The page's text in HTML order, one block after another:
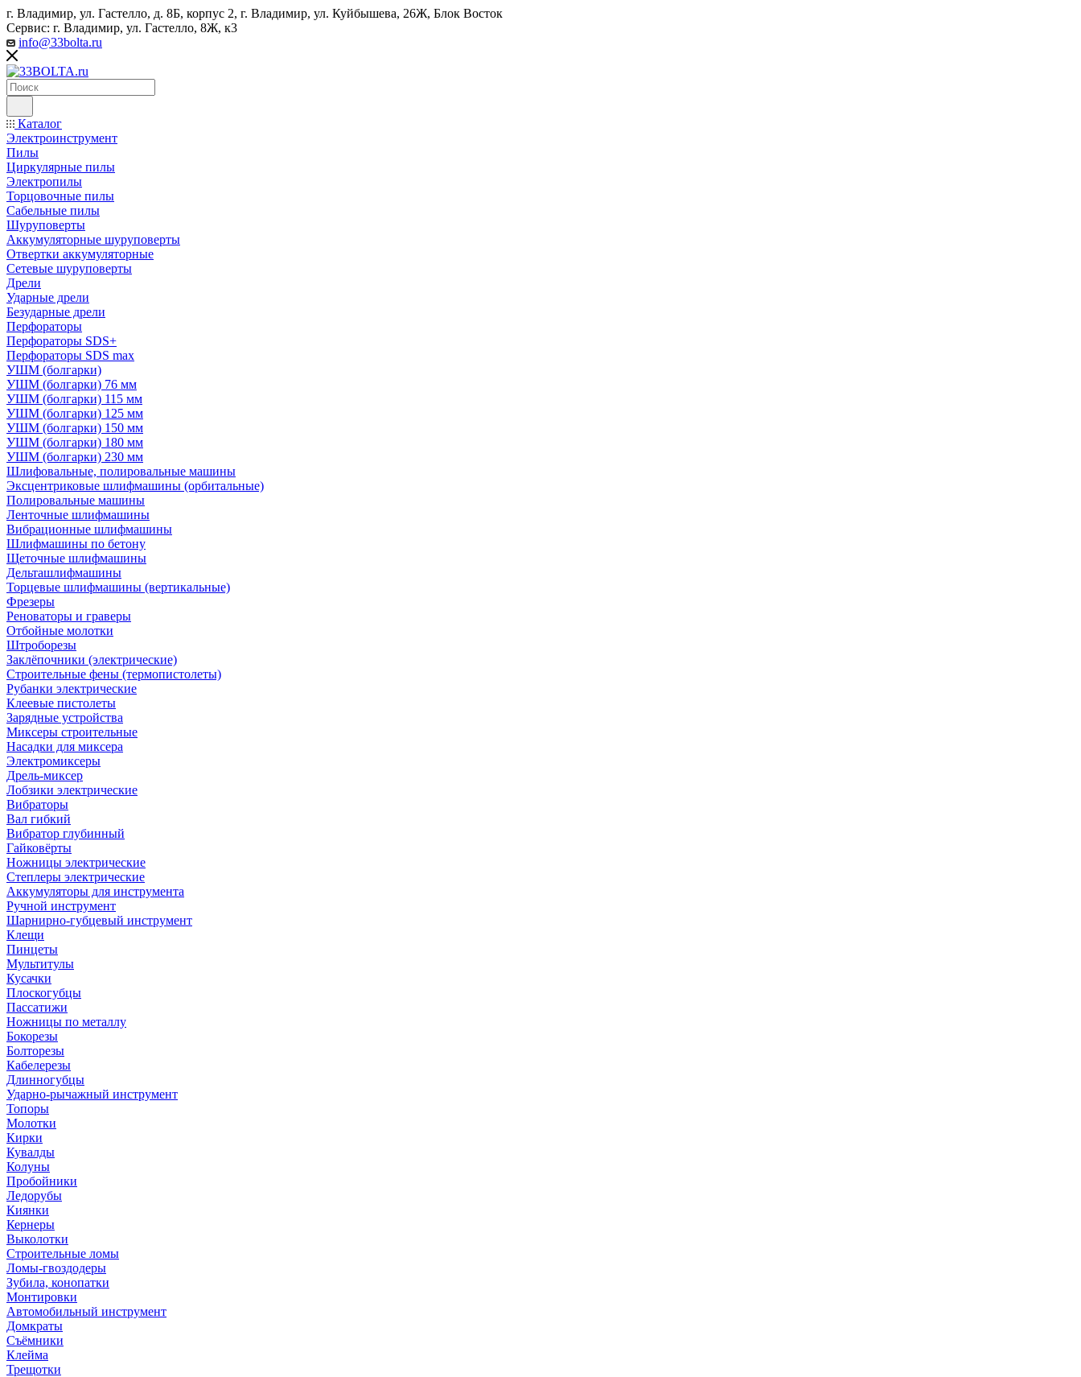
г. Владимир, ул. Гастелло, д. 8Б, корпус 2, г. Владимир, ул. ​Куйбышева, 26Ж, Блок Восток
Сервис: г. Владимир, ул. Гастелло, 8Ж, к3
info@33bolta.ru
Каталог
Электроинструмент
Пилы
Циркулярные пилы
Электропилы
Торцовочные пилы
Сабельные пилы
Шуруповерты
Аккумуляторные шуруповерты
Отвертки аккумуляторные
Сетевые шуруповерты
Дрели
Ударные дрели
Безударные дрели
Перфораторы
Перфораторы SDS+
Перфораторы SDS max
УШМ (болгарки)
УШМ (болгарки) 76 мм
УШМ (болгарки) 115 мм
УШМ (болгарки) 125 мм
УШМ (болгарки) 150 мм
УШМ (болгарки) 180 мм
УШМ (болгарки) 230 мм
Шлифовальные, полировальные машины
Эксцентриковые шлифмашины (орбитальные)
Полировальные машины
Ленточные шлифмашины
Вибрационные шлифмашины
Шлифмашины по бетону
Щеточные шлифмашины
Дельташлифмашины
Торцевые шлифмашины (вертикальные)
Фрезеры
Реноваторы и граверы
Отбойные молотки
Штроборезы
Заклёпочники (электрические)
Строительные фены (термопистолеты)
Рубанки электрические
Клеевые пистолеты
Зарядные устройства
Миксеры строительные
Насадки для миксера
Электромиксеры
Дрель-миксер
Лобзики электрические
Вибраторы
Вал гибкий
Вибратор глубинный
Гайковёрты
Ножницы электрические
Степлеры электрические
Аккумуляторы для инструмента
Ручной инструмент
Шарнирно-губцевый инструмент
Клещи
Пинцеты
Мультитулы
Кусачки
Плоскогубцы
Пассатижи
Ножницы по металлу
Бокорезы
Болторезы
Кабелерезы
Длинногубцы
Ударно-рычажный инструмент
Топоры
Молотки
Кирки
Кувалды
Колуны
Пробойники
Ледорубы
Киянки
Кернеры
Выколотки
Строительные ломы
Ломы-гвоздодеры
Зубила, конопатки
Монтировки
Автомобильный инструмент
Домкраты
Съёмники
Клейма
Трещотки